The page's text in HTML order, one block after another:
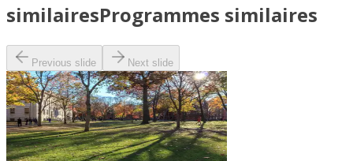
similairesProgrammes similaires
Previous slide Next slide